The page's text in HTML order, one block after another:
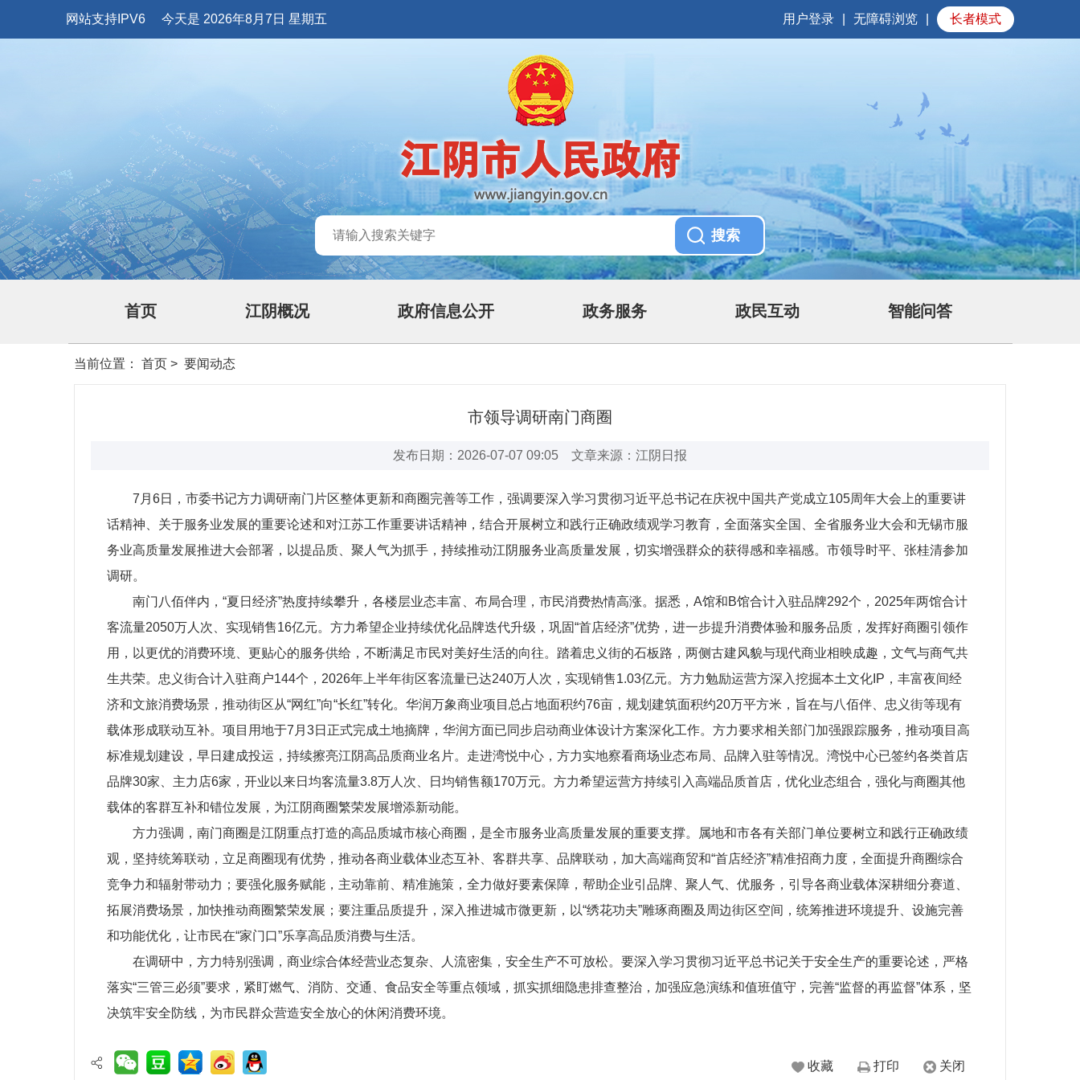
网站支持IPV6 今天是 2026年8月7日 星期五 用户登录 无障碍浏览 长者模式
首页 江阴概况 政府信息公开 政务服务 政民互动 智能问答
当前位置： 首页 > 要闻动态
市领导调研南门商圈
发布日期：2026-07-07 09:05 文章来源：江阴日报
7月6日，市委书记方力调研南门片区整体更新和商圈完善等工作，强调要深入学习贯彻习近平总书记在庆祝中国共产党成立105周年大会上的重要讲
话精神、关于服务业发展的重要论述和对江苏工作重要讲话精神，结合开展树立和践行正确政绩观学习教育，全面落实全国、全省服务业大会和无锡市服
务业高质量发展推进大会部署，以提品质、聚人气为抓手，持续推动江阴服务业高质量发展，切实增强群众的获得感和幸福感。市领导时平、张桂清参加
调研。
南门八佰伴内，“夏日经济”热度持续攀升，各楼层业态丰富、布局合理，市民消费热情高涨。据悉，A馆和B馆合计入驻品牌292个，2025年两馆合计
客流量2050万人次、实现销售16亿元。方力希望企业持续优化品牌迭代升级，巩固“首店经济”优势，进一步提升消费体验和服务品质，发挥好商圈引领作
用，以更优的消费环境、更贴心的服务供给，不断满足市民对美好生活的向往。踏着忠义街的石板路，两侧古建风貌与现代商业相映成趣，文气与商气共
生共荣。忠义街合计入驻商户144个，2026年上半年街区客流量已达240万人次，实现销售1.03亿元。方力勉励运营方深入挖掘本土文化IP，丰富夜间经
济和文旅消费场景，推动街区从“网红”向“长红”转化。华润万象商业项目总占地面积约76亩，规划建筑面积约20万平方米，旨在与八佰伴、忠义街等现有
载体形成联动互补。项目用地于7月3日正式完成土地摘牌，华润方面已同步启动商业体设计方案深化工作。方力要求相关部门加强跟踪服务，推动项目高
标准规划建设，早日建成投运，持续擦亮江阴高品质商业名片。走进湾悦中心，方力实地察看商场业态布局、品牌入驻等情况。湾悦中心已签约各类首店
品牌30家、主力店6家，开业以来日均客流量3.8万人次、日均销售额170万元。方力希望运营方持续引入高端品质首店，优化业态组合，强化与商圈其他
载体的客群互补和错位发展，为江阴商圈繁荣发展增添新动能。
方力强调，南门商圈是江阴重点打造的高品质城市核心商圈，是全市服务业高质量发展的重要支撑。属地和市各有关部门单位要树立和践行正确政绩
观，坚持统筹联动，立足商圈现有优势，推动各商业载体业态互补、客群共享、品牌联动，加大高端商贸和“首店经济”精准招商力度，全面提升商圈综合
竞争力和辐射带动力；要强化服务赋能，主动靠前、精准施策，全力做好要素保障，帮助企业引品牌、聚人气、优服务，引导各商业载体深耕细分赛道、
拓展消费场景，加快推动商圈繁荣发展；要注重品质提升，深入推进城市微更新，以“绣花功夫”雕琢商圈及周边街区空间，统筹推进环境提升、设施完善
和功能优化，让市民在“家门口”乐享高品质消费与生活。
在调研中，方力特别强调，商业综合体经营业态复杂、人流密集，安全生产不可放松。要深入学习贯彻习近平总书记关于安全生产的重要论述，严格
落实“三管三必须”要求，紧盯燃气、消防、交通、食品安全等重点领域，抓实抓细隐患排查整治，加强应急演练和值班值守，完善“监督的再监督”体系，坚
决筑牢安全防线，为市民群众营造安全放心的休闲消费环境。
收藏 打印 关闭